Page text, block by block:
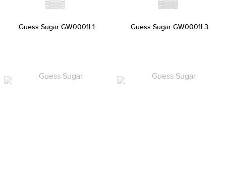
Guess Sugar GW0001L1 Guess Sugar GW0001L3